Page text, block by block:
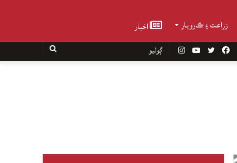
زراعت ۽ ڪاروبار اخبار
InstagramYouTube Twitter
Facebook